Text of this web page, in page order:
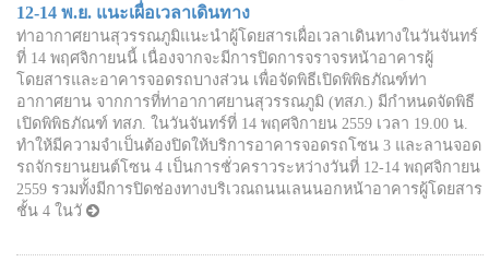
12-14 พ.ย. แนะเผื่อเวลาเดินทาง
ท่าอากาศยานสุวรรณภูมิแนะนำผู้โดยสารเผื่อเวลาเดินทางในวันจันทร์
ที่ 14 พฤศจิกายนนี้ เนื่องจากจะมีการปิดการจราจรหน้าอาคารผู้
โดยสารและอาคารจอดรถบางส่วน เพื่อจัดพิธีเปิดพิพิธภัณฑ์ท่า
อากาศยาน จากการที่ท่าอากาศยานสุวรรณภูมิ (ทสภ.) มีกำหนดจัดพิธี
เปิดพิพิธภัณฑ์ ทสภ. ในวันจันทร์ที่ 14 พฤศจิกายน 2559 เวลา 19.00 น.
ทำให้มีความจำเป็นต้องปิดให้บริการอาคารจอดรถโซน 3 และลานจอด
รถจักรยานยนต์โซน 4 เป็นการชั่วคราวระหว่างวันที่ 12-14 พฤศจิกายน
2559 รวมทั้งมีการปิดช่องทางบริเวณถนนเลนนอกหน้าอาคารผู้โดยสาร
ชั้น 4 ในวั